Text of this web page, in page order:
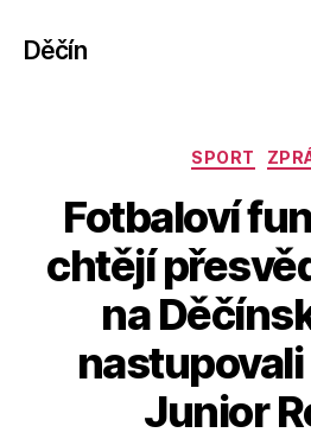
Děčín
SPORT
Fotbaloví
chtějí
na
Junior